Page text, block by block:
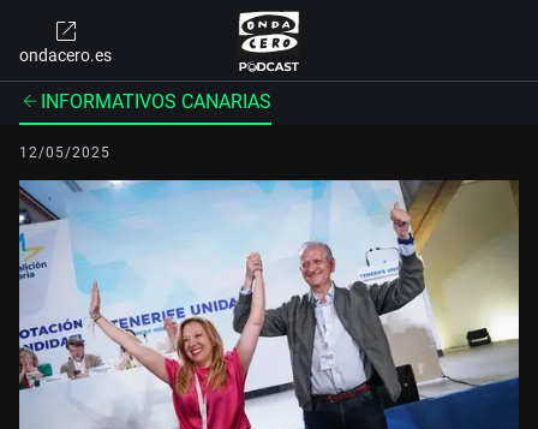
ondacero.es
INFORMATIVOS CANARIAS
12/05/2025